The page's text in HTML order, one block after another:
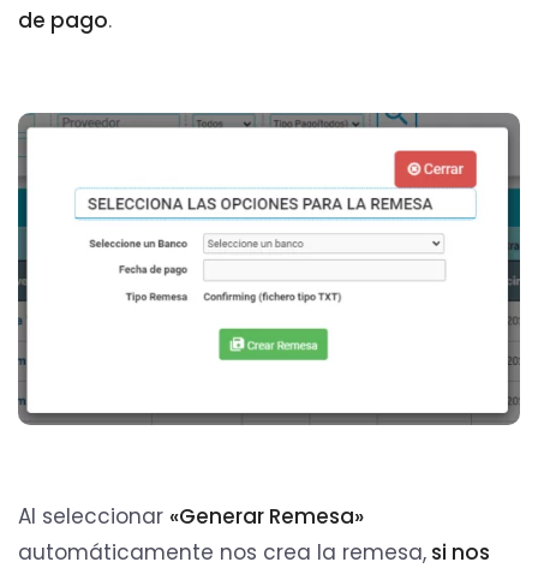
de pago.
Al seleccionar «Generar Remesa»
automáticamente nos crea la remesa, si nos